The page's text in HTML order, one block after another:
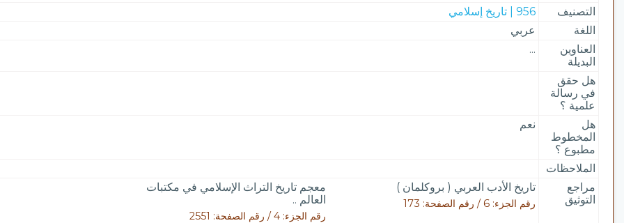
التصنيف
956 | تاريخ إسلامي
اللغة
عربي
العناوين
البديلة
...
هل حقق
في رسالة
علمية ؟
هل
المخطوط
مطبوع ؟
نعم
الملاحظات
مراجع
التوثيق
تاريخ الأدب العربي ( بروكلمان )
رقم الجزء: 6 / رقم الصفحة: 173
معجم تاريخ التراث الإسلامي في مكتبات
العالم ..
رقم الجزء: 4 / رقم الصفحة: 2551